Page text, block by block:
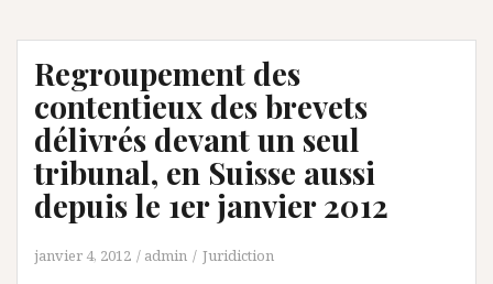
Regroupement des
contentieux des brevets
délivrés devant un seul
tribunal, en Suisse aussi
depuis le 1er janvier 2012
janvier 4, 2012 admin Juridiction